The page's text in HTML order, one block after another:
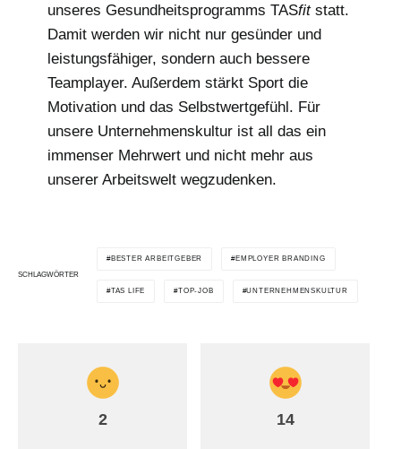
unseres Gesundheitsprogramms TASfitstatt.
Damit werden wir nicht nur gesünder und
leistungsfähiger, sondern auch bessere
Teamplayer. Außerdem stärkt Sport die
Motivation und das Selbstwertgefühl. Für
unsere Unternehmenskultur ist all das ein
immenser Mehrwert und nicht mehr aus
unserer Arbeitswelt wegzudenken.
SCHLAGWÖRTER
BESTER ARBEITGEBER EMPLOYER BRANDING
TAS LIFE TOP-JOB UNTERNEHMENSKULTUR
2 14